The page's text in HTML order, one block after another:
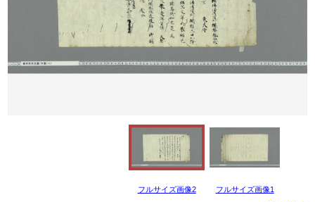
フルサイズ画像2 フルサイズ画像1